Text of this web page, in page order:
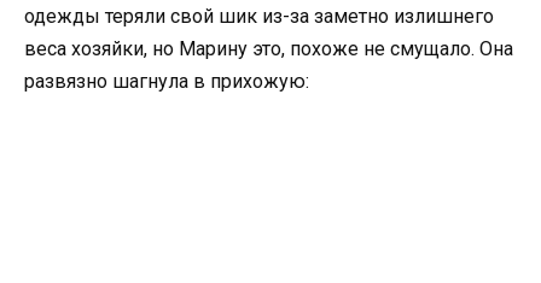
одежды теряли свой шик из-за заметно излишнего
веса хозяйки, но Марину это, похоже не смущало. Она
развязно шагнула в прихожую: